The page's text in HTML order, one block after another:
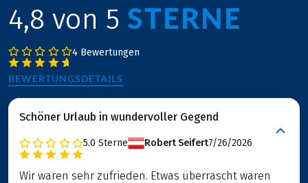
4,8 von 5 STERNE
4 Bewertungen
BEWERTUNGSDETAILS
Schöner Urlaub in wundervoller Gegend
5.0 Sterne Robert Seifert7/26/2026
Wir waren sehr zufrieden. Etwas überrascht waren